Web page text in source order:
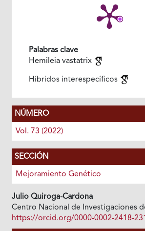
Palabras clave
Hemileia vastatrix
Híbridos interespecíficos
NÚMERO
Vol. 73 (2022)
SECCIÓN
Mejoramiento Genético
Julio Quiroga-Cardona
Centro Nacional de Investigaciones
https://orcid.org/0000-0002-2418-